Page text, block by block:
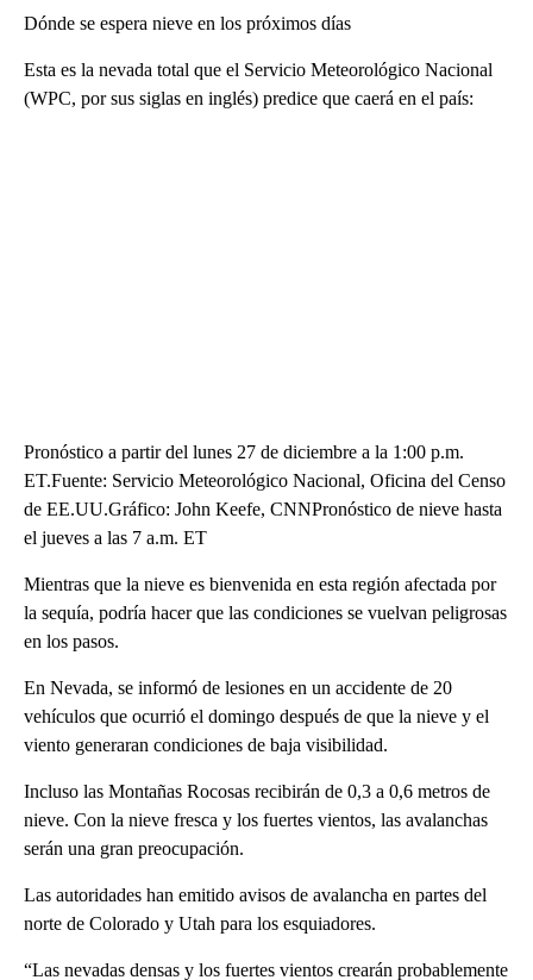
Dónde se espera nieve en los próximos días
Esta es la nevada total que el Servicio Meteorológico Nacional
(WPC, por sus siglas en inglés) predice que caerá en el país:
Pronóstico a partir del lunes 27 de diciembre a la 1:00 p.m.
ET.Fuente: Servicio Meteorológico Nacional, Oficina del Censo
de EE.UU.Gráfico: John Keefe, CNNPronóstico de nieve hasta
el jueves a las 7 a.m. ET
Mientras que la nieve es bienvenida en esta región afectada por
la sequía, podría hacer que las condiciones se vuelvan peligrosas
en los pasos.
En Nevada, se informó de lesiones en un accidente de 20
vehículos que ocurrió el domingo después de que la nieve y el
viento generaran condiciones de baja visibilidad.
Incluso las Montañas Rocosas recibirán de 0,3 a 0,6 metros de
nieve. Con la nieve fresca y los fuertes vientos, las avalanchas
serán una gran preocupación.
Las autoridades han emitido avisos de avalancha en partes del
norte de Colorado y Utah para los esquiadores.
“Las nevadas densas y los fuertes vientos crearán probablemente